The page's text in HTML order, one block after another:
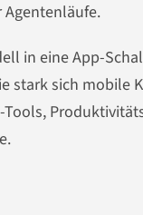
in eine App-
stark sich mobile
Tools,